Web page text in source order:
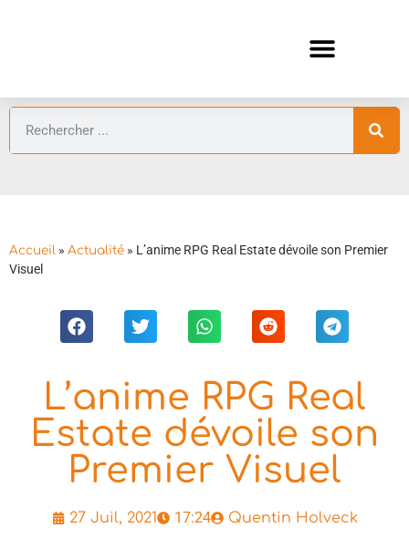
Accueil » Actualité » L’anime RPG Real Estate dévoile son Premier
Visuel
L’anime RPG Real
Estate dévoile son
Premier Visuel
27 Juil, 2021 17:24 Quentin Holveck